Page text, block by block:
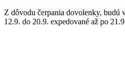
Z dôvodu čerpania dovolenky, budú
12.9. do 20.9. expedované až po